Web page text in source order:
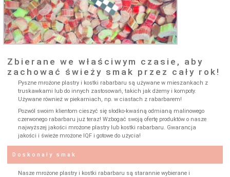
Zbierane we właściwym czasie, aby
zachować świeży smak przez cały rok!
Pyszne mrożone plastry i kostki rabarbaru są używane w mieszankach z
truskawkami lub do innych zastosowań, takich jak dżemy i kompoty.
Używane również w piekarniach, np. w ciastach z rabarbarem!
Pozwól swoim klientom cieszyć się słodko-kwaśną odmianą malinowego
czerwonego rabarbaru już teraz! Wzbogać swoją ofertę produktów o nasze
najwyższej jakości mrożone plastry lub kostki rabarbaru. Gwarancja
jakości i świeże mrożone IQF i gotowe do użycia!
Doskonały smak
Nasze mrożone plastry i kostki rabarbaru są starannie wybierane i